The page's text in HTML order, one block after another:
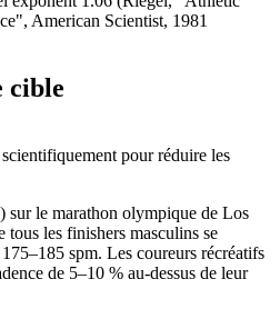
American Scientist, 1981
cible
pour réduire les
sur le marathon olympique de Los
tous les finishers masculins se
spm. Les coureurs récréatifs
de 5–10 % au-dessus de leur